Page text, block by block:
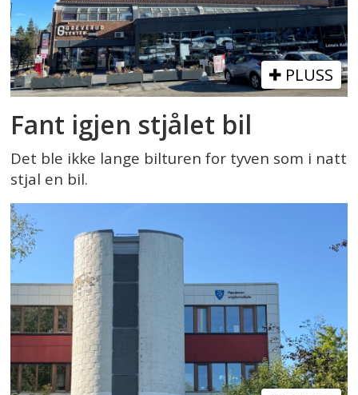
PLUSS
Fant igjen stjålet bil
Det ble ikke lange bilturen for tyven som i natt
stjal en bil.